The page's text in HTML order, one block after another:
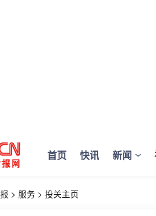
首页 快讯 新闻
> 服务 > 投关主页